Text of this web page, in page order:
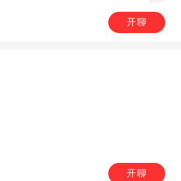
开聊
开聊